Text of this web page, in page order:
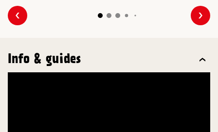
Forrige
Info & guides